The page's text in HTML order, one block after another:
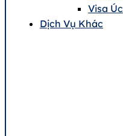
Visa Úc
Dịch Vụ Khác